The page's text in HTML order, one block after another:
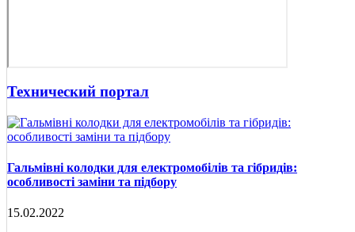
Технический портал
Гальмівні колодки для електромобілів та гібридів:
особливості заміни та підбору
15.02.2022